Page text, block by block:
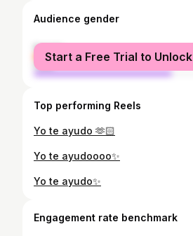
Audience gender
female
male
Start a Free Trial to Unlock
Top performing Reels
Yo te ayudo 🫶🏻
Yo te ayudoooo✨
Yo te ayudo✨
Engagement rate benchmark